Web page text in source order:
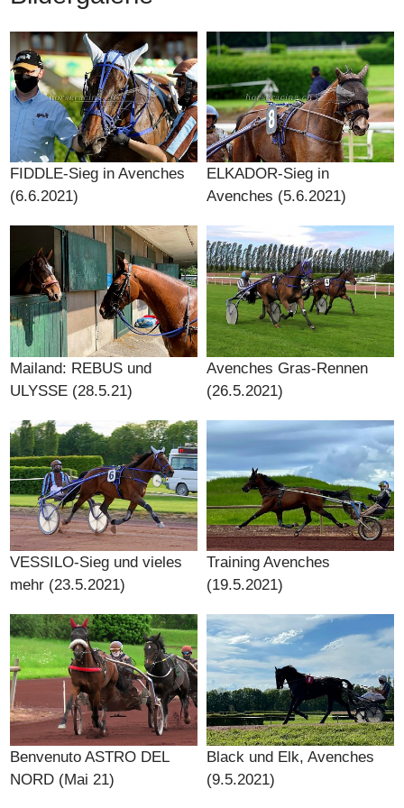
FIDDLE-Sieg in Avenches
(6.6.2021)
ELKADOR-Sieg in
Avenches (5.6.2021)
Mailand: REBUS und
ULYSSE (28.5.21)
Avenches Gras-Rennen
(26.5.2021)
VESSILO-Sieg und vieles
mehr (23.5.2021)
Training Avenches
(19.5.2021)
Benvenuto ASTRO DEL
NORD (Mai 21)
Black und Elk, Avenches
(9.5.2021)